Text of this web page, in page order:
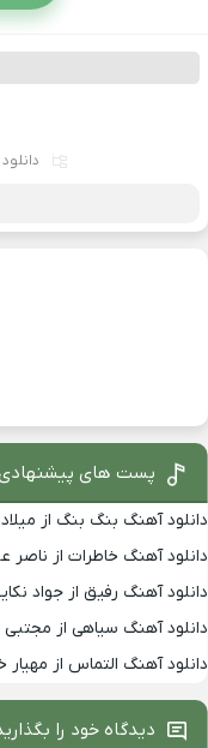
پست های پیشنهادی
دانلود آهنگ بنگ بنگ از میلاد
دانلود آهنگ خاطرات از ناصر
دانلود آهنگ رفیق از جواد
دانلود آهنگ سیاهی از مجتبی
دانلود آهنگ التماس از مهیار
دیدگاه خود را